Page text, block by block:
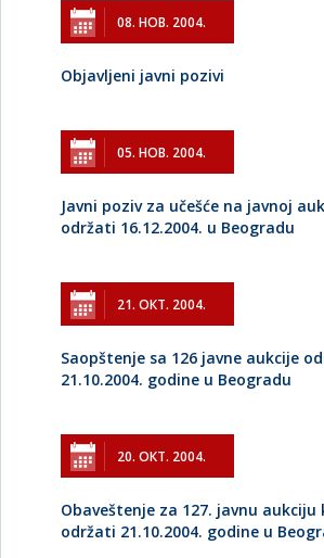
08. НОВ. 2004.
Objavljeni javni pozivi
05. НОВ. 2004.
Javni poziv za učešće na javnoj
održati 16.12.2004. u Beogradu
21. ОКТ. 2004.
Saopštenje sa 126 javne aukcije
21.10.2004. godine u Beogradu
20. ОКТ. 2004.
Obaveštenje za 127. javnu aukciju
održati 21.10.2004. godine u